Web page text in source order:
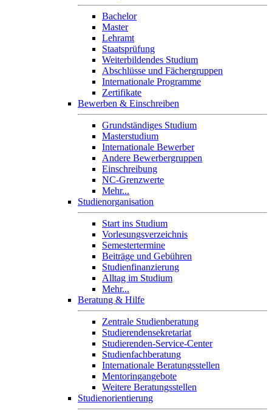
Bachelor
Master
Lehramt
Staatsprüfung
Weiterbildendes Studium
Abschlüsse und Fächergruppen
Internationale Programme
Zertifikate
Bewerben & Einschreiben
Grundständiges Studium
Masterstudium
Internationale Bewerber
Andere Bewerbergruppen
Einschreibung
NC-Grenzwerte
Mehr...
Studienorganisation
Start ins Studium
Vorlesungsverzeichnis
Semestertermine
Beiträge und Gebühren
Studienfinanzierung
Alltag im Studium
Mehr...
Beratung & Hilfe
Zentrale Studienberatung
Studierendensekretariat
Studierenden-Service-Center
Studienfachberatung
Internationale Beratungsstellen
Mentoringangebote
Weitere Beratungsstellen
Studienorientierung